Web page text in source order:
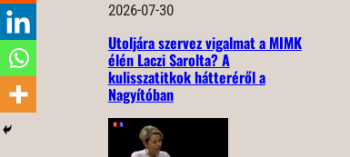
2026-07-30
Utoljára szervez vigalmat a MIMK
élén Laczi Sarolta? A
kulisszatitkok hátteréről a
Nagyítóban